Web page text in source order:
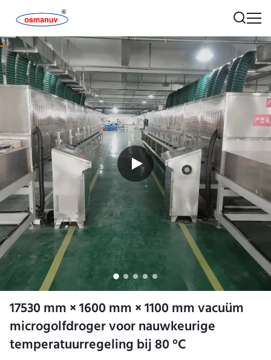
17530 mm × 1600 mm × 1100 mm vacuüm
microgolfdroger voor nauwkeurige
temperatuurregeling bij 80 °C